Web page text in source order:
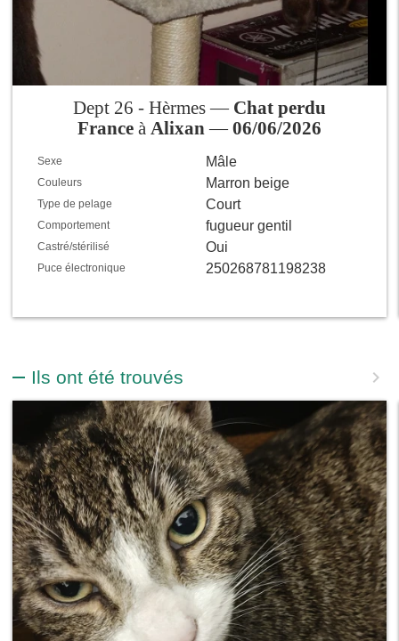
Dept 26 - Hèrmes — Chat perdu
France à Alixan —06/06/2026
Sexe Mâle
Couleurs Marron beige
Type de pelage Court
Comportement fugueur gentil
Castré/stérilisé Oui
Puce électronique 250268781198238
Ils ont été trouvés